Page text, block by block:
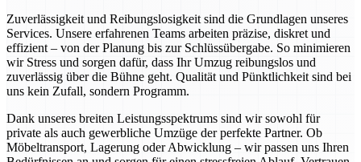
Zuverlässigkeit und Reibungslosigkeit sind die Grundlagen unseres
Services. Unsere erfahrenen Teams arbeiten präzise, diskret und
effizient – von der Planung bis zur Schlüssübergabe. So minimieren
wir Stress und sorgen dafür, dass Ihr Umzug reibungslos und
zuverlässig über die Bühne geht. Qualität und Pünktlichkeit sind bei
uns kein Zufall, sondern Programm.
Dank unseres breiten Leistungsspektrums sind wir sowohl für
private als auch gewerbliche Umzüge der perfekte Partner. Ob
Möbeltransport, Lagerung oder Abwicklung – wir passen uns Ihren